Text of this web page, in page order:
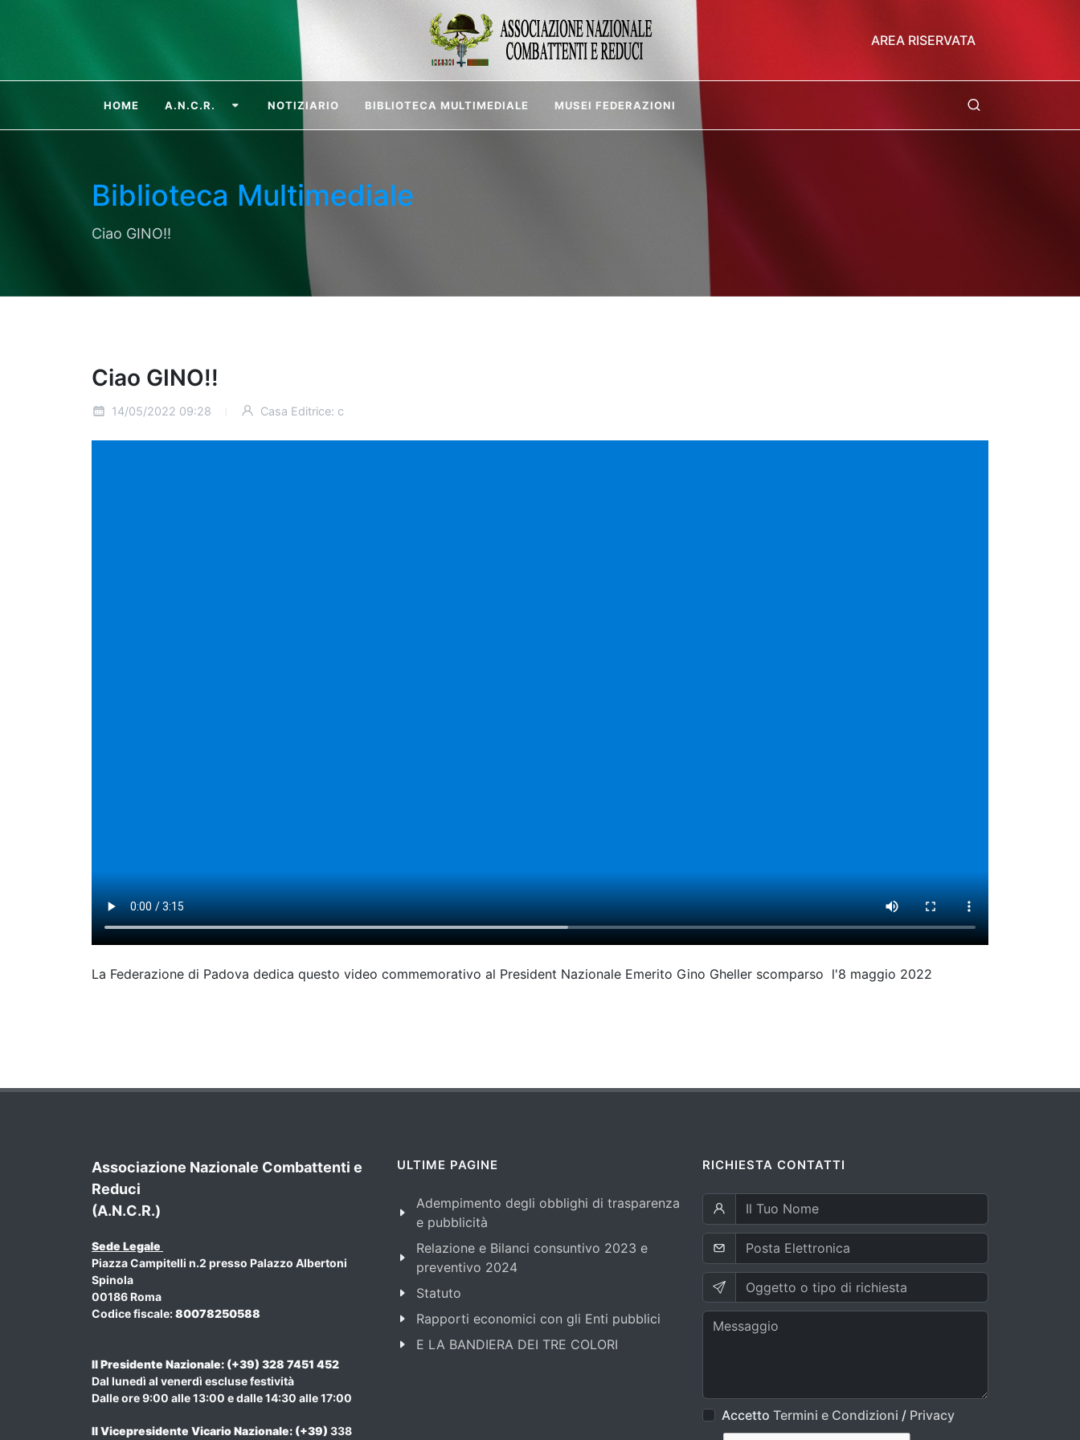
AREA RISERVATA
HOME A.N.C.R. NOTIZIARIO BIBLIOTECA MULTIMEDIALE MUSEI FEDERAZIONI
Biblioteca Multimediale
Ciao GINO!!
Ciao GINO!!
14/05/2022 09:28 Casa Editrice: c
La Federazione di Padova dedica questo video commemorativo al President Nazionale Emerito Gino Gheller scomparso l'8 maggio 2022
Associazione Nazionale Combattenti e
Reduci
(A.N.C.R.)
Sede Legale
Piazza Campitelli n.2 presso Palazzo Albertoni
Spinola
00186 Roma
Codice fiscale:80078250588
Il Presidente Nazionale: (+39) 328 7451 452
Dal lunedì al venerdì escluse festività
Dalle ore 9:00 alle 13:00 e dalle 14:30 alle 17:00
Il Vicepresidente Vicario Nazionale: (+39) 338
ULTIME PAGINE
Adempimento degli obblighi di trasparenza
e pubblicità
Relazione e Bilanci consuntivo 2023 e
preventivo 2024
Statuto
Rapporti economici con gli Enti pubblici
E LA BANDIERA DEI TRE COLORI
RICHIESTA CONTATTI
Accetto Termini e Condizioni / Privacy